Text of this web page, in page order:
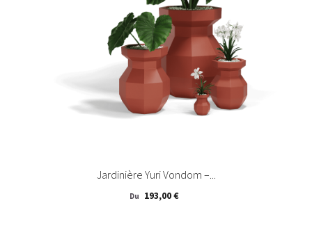
Jardinière Yuri Vondom –...
Du Prix
193,00 €